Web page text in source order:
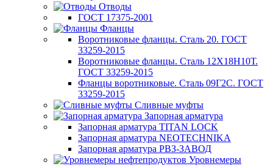
Отводы
ГОСТ 17375-2001
Фланцы
Воротниковые фланцы. Сталь 20. ГОСТ
33259-2015
Воротниковые фланцы. Сталь 12Х18Н10Т.
ГОСТ 33259-2015
Фланцы воротниковые. Сталь 09Г2С. ГОСТ
33259-2015
Сливные муфты
Запорная арматура
Запорная арматура TITAN LOCK
Запорная арматура NEOTECHNIKA
Запорная арматура РВЗ-ЗАВОД
Уровнемеры